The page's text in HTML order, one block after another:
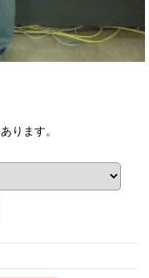
ります。